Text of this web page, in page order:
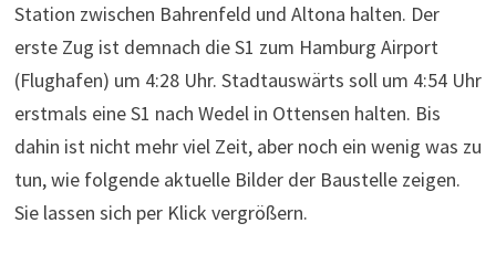
Station zwischen Bahrenfeld und Altona halten. Der
erste Zug ist demnach die S1 zum Hamburg Airport
(Flughafen) um 4:28 Uhr. Stadtauswärts soll um 4:54 Uhr
erstmals eine S1 nach Wedel in Ottensen halten. Bis
dahin ist nicht mehr viel Zeit, aber noch ein wenig was zu
tun, wie folgende aktuelle Bilder der Baustelle zeigen.
Sie lassen sich per Klick vergrößern.